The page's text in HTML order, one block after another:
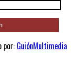
por: GuiónMultimedia